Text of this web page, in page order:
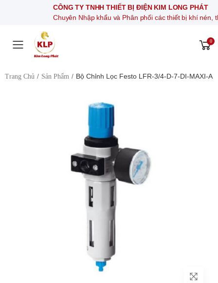
CÔNG TY TNHH THIẾT BỊ ĐIỆN KIM LONG PHÁT
Chuyên Nhập khẩu và Phân phối các thiết bị khí nén, thiết bị
Toggle mobile menu
0
Trang Chủ Sản Phẩm Bộ Chỉnh Lọc Festo LFR-3/4-D-7-DI-MAXI-A